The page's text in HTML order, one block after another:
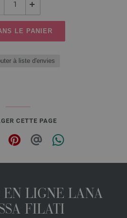
LE PANIER
à liste d'envies
CETTE PAGE
EN LIGNE LANA
FILATI